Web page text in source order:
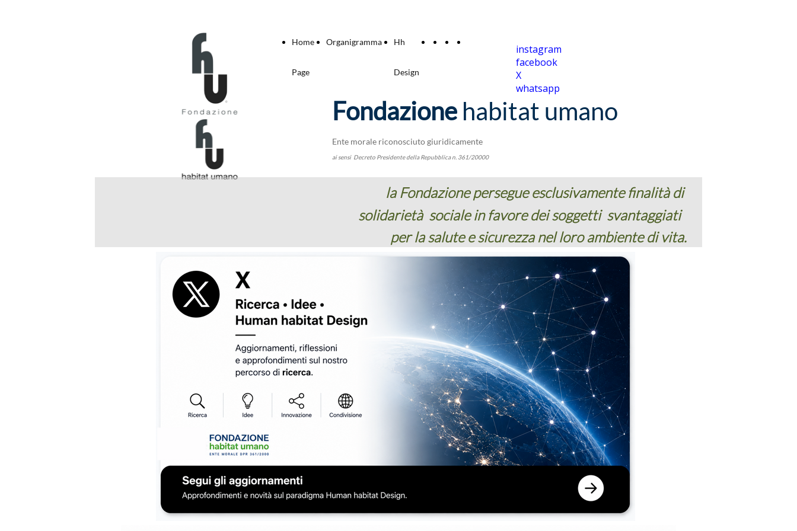
Home
Page
Organigramma Hh
Design
instagram
facebook
X
whatsapp
Fondazione habitat umano
Ente morale riconosciuto giuridicamente
ai sensi Decreto Presidente della Repubblica n. 361/20000
la Fondazione persegue esclusivamente finalità di
solidarietà sociale in favore dei soggetti svantaggiati
per la salute e sicurezza nel loro ambiente di vita.